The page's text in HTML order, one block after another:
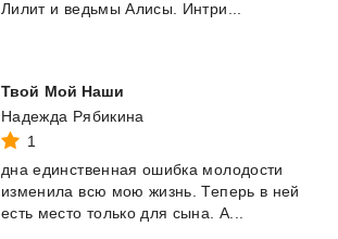
Лилит и ведьмы Алисы. Интри...
Твой Мой Наши
Надежда Рябикина
1
дна единственная ошибка молодости
изменила всю мою жизнь. Теперь в ней
есть место только для сына. А...